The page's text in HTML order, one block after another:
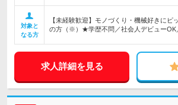
対象と
なる方
【未経験歓迎】モノづくり・機械好きに
の方（※）★学歴不問／社会人デビューOK
求人詳細を見る